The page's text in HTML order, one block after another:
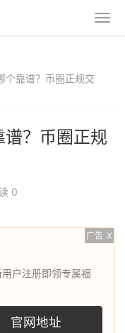
个靠谱？币圈正规交
？币圈正规
0
广告 X
户注册即领专属福
官网地址